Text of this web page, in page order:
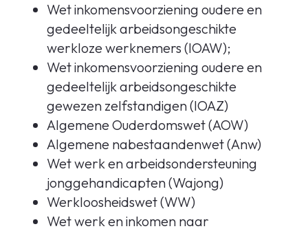
Wet inkomensvoorziening oudere en
gedeeltelijk arbeidsongeschikte
werkloze werknemers (IOAW);
Wet inkomensvoorziening oudere en
gedeeltelijk arbeidsongeschikte
gewezen zelfstandigen (IOAZ)
Algemene Ouderdomswet (AOW)
Algemene nabestaandenwet (Anw)
Wet werk en arbeidsondersteuning
jonggehandicapten (Wajong)
Werkloosheidswet (WW)
Wet werk en inkomen naar